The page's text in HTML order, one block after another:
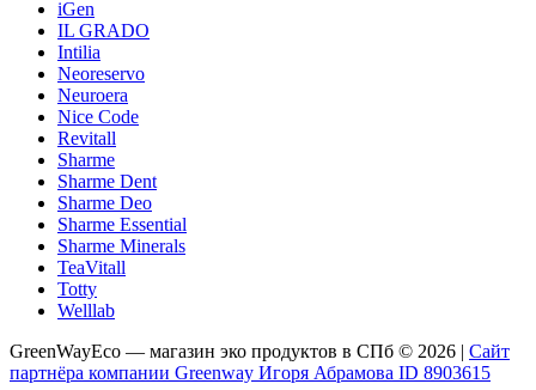
iGen
IL GRADO
Intilia
Neoreservo
Neuroera
Nice Code
Revitall
Sharme
Sharme Dent
Sharme Deo
Sharme Essential
Sharme Minerals
TeaVitall
Totty
Welllab
GreenWayEco — магазин эко продуктов в СПб © 2026 | Сайт
партнёра компании Greenway Игоря Абрамова ID 8903615